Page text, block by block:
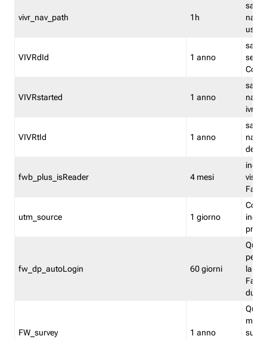
vivr_nav_path 1h
salva
VIVRdId 1 anno
salva
Convy
VIVRstarted 1 anno
salva
ivr
VIVRtId 1 anno
salva
del
fwb_plus_isReader 4 mesi
utm_source 1 giorno
fw_dp_autoLogin 60 giorni
la
FW_survey 1 anno